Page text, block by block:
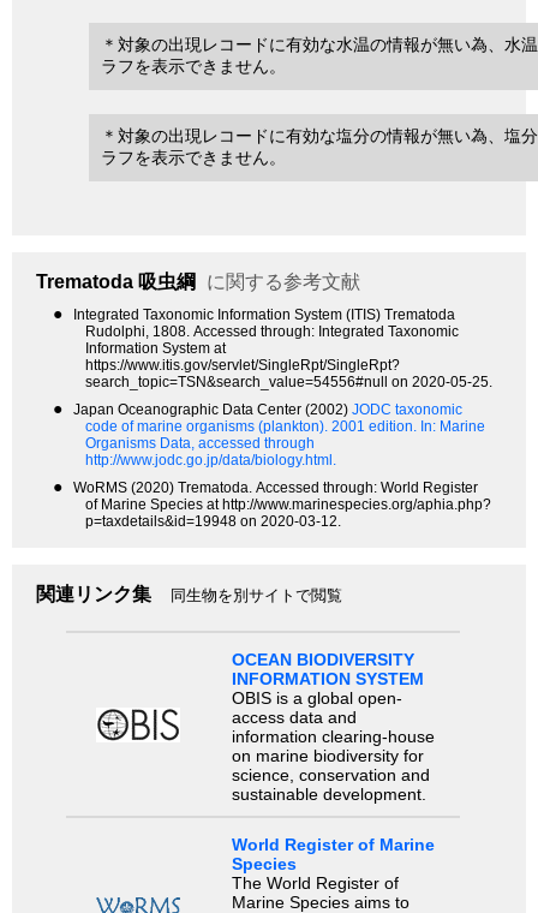
＊対象の出現レコードに有効な水温の情報が無い為、水
ラフを表示できません。
＊対象の出現レコードに有効な塩分の情報が無い為、塩
ラフを表示できません。
Trematoda 吸虫綱 に関する参考文献
●
Integrated Taxonomic Information System (ITIS) Trematoda
Rudolphi, 1808. Accessed through: Integrated Taxonomic
Information System at
https://www.itis.gov/servlet/SingleRpt/SingleRpt?
search_topic=TSN&search_value=54556#null on 2020-05-25.
● Japan Oceanographic Data Center (2002) JODC taxonomic
code of marine organisms (plankton). 2001 edition. In: Marine
Organisms Data, accessed through
http://www.jodc.go.jp/data/biology.html.
●
WoRMS (2020) Trematoda. Accessed through: World Register
of Marine Species at http://www.marinespecies.org/aphia.php?
p=taxdetails&id=19948 on 2020-03-12.
関連リンク集 同生物を別サイトで閲覧
OCEAN BIODIVERSITY
INFORMATION SYSTEM
OBIS is a global open-
access data and
information clearing-house
on marine biodiversity for
science, conservation and
sustainable development.
World Register of Marine
Species
The World Register of
Marine Species aims to